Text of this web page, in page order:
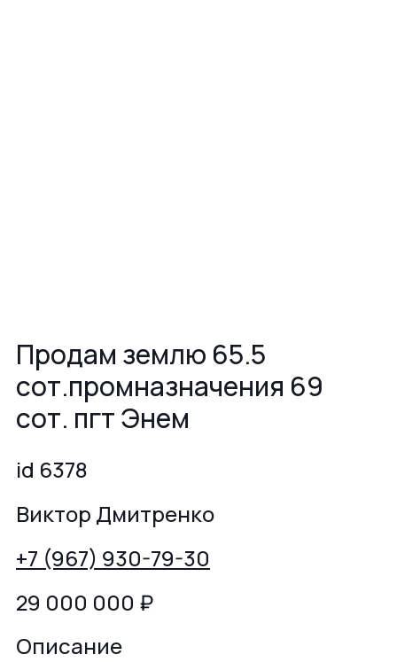
Продам землю 65.5
сот.промназначения 69
сот. пгт Энем
id 6378
Виктор Дмитренко
+7 (967) 930-79-30
29 000 000 ₽
Описание